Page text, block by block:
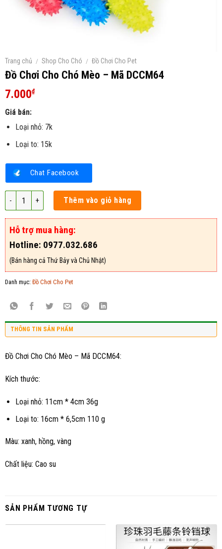
Trang chủ / Shop Cho Chó / Đồ Chơi Cho Pet
Đồ Chơi Cho Chó Mèo – Mã DCCM64
7.000₫
Giá bán:
Loại nhỏ: 7k
Loại to: 15k
Chat Facebook
Đồ Chơi Cho Chó Mèo - Mã DCCM64 số lượng
Thêm vào giỏ hàng
Hỗ trợ mua hàng:
Hotline: 0977.032.686
(Bán hàng cả Thứ Bảy và Chủ Nhật)
Danh mục: Đồ Chơi Cho Pet
THÔNG TIN SẢN PHẨM
Đồ Chơi Cho Chó Mèo – Mã DCCM64:
Kích thước:
Loại nhỏ: 11cm * 4cm 36g
Loại to: 16cm * 6,5cm 110 g
Màu: xanh, hồng, vàng
Chất liệu: Cao su
SẢN PHẨM TƯƠNG TỰ